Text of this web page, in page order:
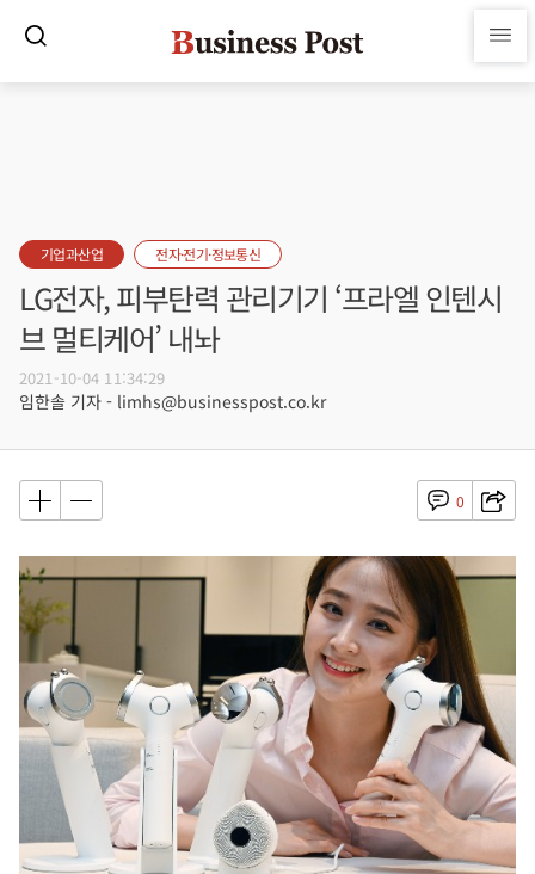
기업과산업 전자·전기·정보통신
LG전자, 피부탄력 관리기기 ‘프라엘 인텐시
브 멀티케어’ 내놔
2021-10-04 11:34:29
임한솔 기자 - limhs@businesspost.co.kr
0